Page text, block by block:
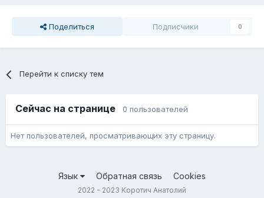
Поделиться Подписчики 0
Перейти к списку тем
Сейчас на странице 0 пользователей
Нет пользователей, просматривающих эту страницу.
Язык Обратная связь Cookies
2022 - 2023 Коротич Анатолий